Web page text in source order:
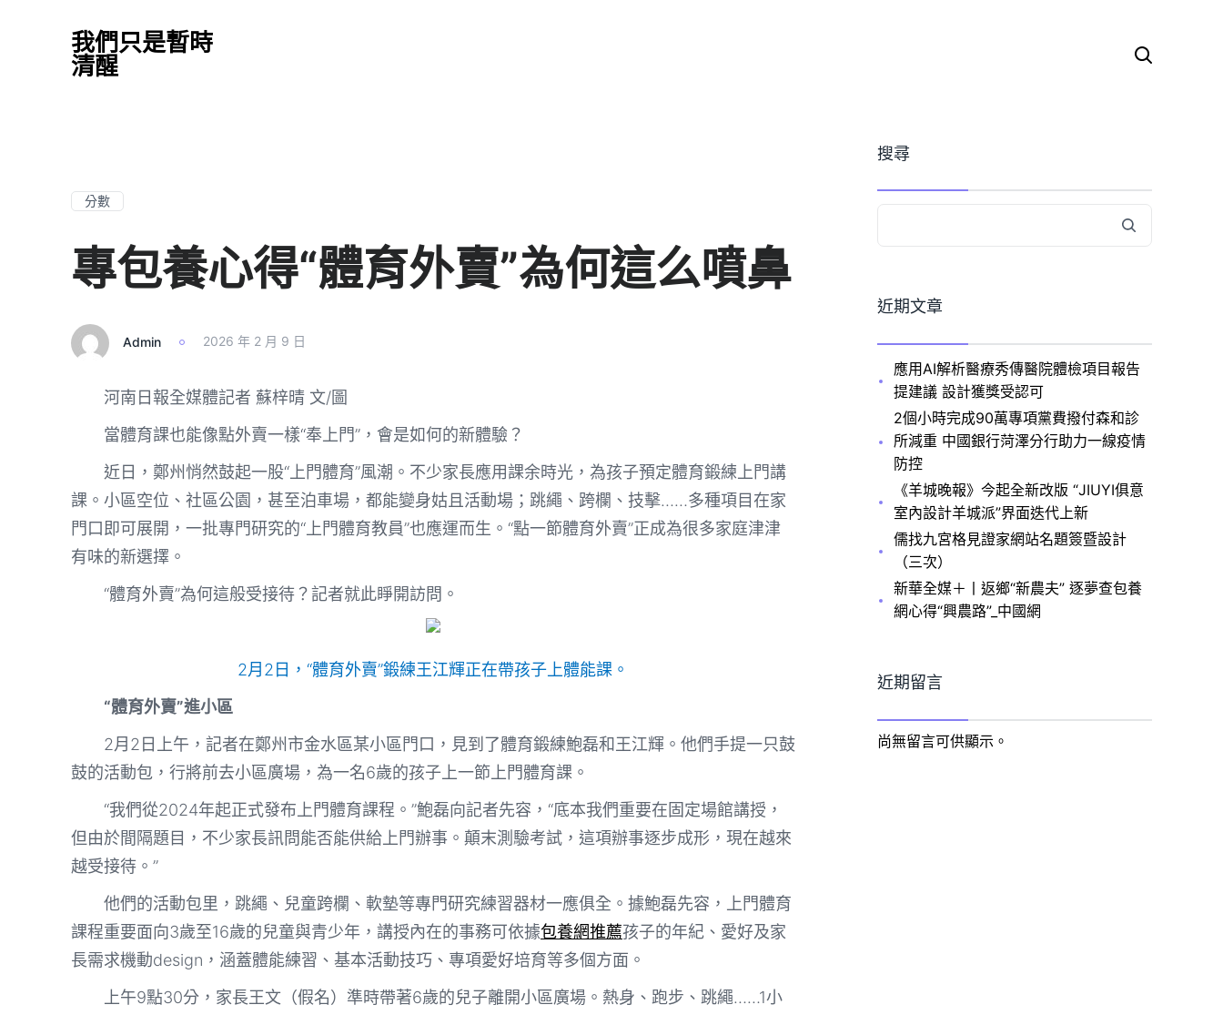
我們只是暫時
清醒
字:
分數
專包養心得“體育外賣”為何這么噴鼻
Admin 2026 年 2 月 9 日
河南日報全媒體記者 蘇梓晴 文/圖
當體育課也能像點外賣一樣“奉上門”，會是如何的新體驗？
近日，鄭州悄然鼓起一股“上門體育”風潮。不少家長應用課余時光，為孩子預定體育鍛練上門講
課。小區空位、社區公園，甚至泊車場，都能變身姑且活動場；跳繩、跨欄、技擊……多種項目在家
門口即可展開，一批專門研究的“上門體育教員”也應運而生。“點一節體育外賣”正成為很多家庭津津
有味的新選擇。
“體育外賣”為何這般受接待？記者就此睜開訪問。
2月2日，“體育外賣”鍛練王江輝正在帶孩子上體能課。
“體育外賣”進小區
2月2日上午，記者在鄭州市金水區某小區門口，見到了體育鍛練鮑磊和王江輝。他們手提一只鼓
鼓的活動包，行將前去小區廣場，為一名6歲的孩子上一節上門體育課。
“我們從2024年起正式發布上門體育課程。”鮑磊向記者先容，“底本我們重要在固定場館講授，
但由於間隔題目，不少家長訊問能否能供給上門辦事。顛末測驗考試，這項辦事逐步成形，現在越來
越受接待。”
他們的活動包里，跳繩、兒童跨欄、軟墊等專門研究練習器材一應俱全。據鮑磊先容，上門體育
課程重要面向3歲至16歲的兒童與青少年，講授內在的事務可依據包養網推薦孩子的年紀、愛好及家
長需求機動design，涵蓋體能練習、基本活動技巧、專項愛好培育等多個方面。
上午9點30分，家長王文（假名）準時帶著6歲的兒子離開小區廣場。熱身、跑步、跳繩……1小
搜尋
近期文章
應用AI解析醫療秀傳醫院體檢項目報告
提建議 設計獲獎受認可
2個小時完成90萬專項黨費撥付森和診
所減重 中國銀行菏澤分行助力一線疫情
防控
《羊城晚報》今起全新改版 “JIUYI俱意
室內設計羊城派”界面迭代上新
儒找九宮格見證家網站名題簽暨設計
（三次）
新華全媒＋丨返鄉“新農夫” 逐夢查包養
網心得“興農路”_中國網
近期留言
尚無留言可供顯示。